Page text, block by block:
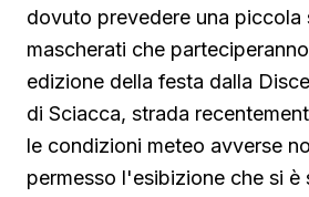
dovuto prevedere una piccola
mascherati che
edizione della festa dalla
di Sciacca, strada
le condizioni meteo avverse
permesso l'esibizione che si